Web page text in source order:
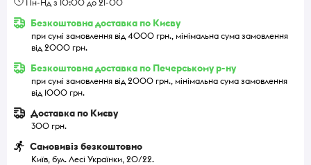
Пн-Нд з 10:00 до 21-00
Безкоштовна доставка по Києву
при сумі замовлення від 4000 грн., мінімальна сума замовлення
від 2000 грн.
Безкоштовна доставка по Печерському р-ну
при сумі замовлення від 2000 грн., мінімальна сума замовлення
від 1000 грн.
Доставка по Києву
300 грн.
Самовивіз безкоштовно
Київ, бул. Лесі Українки, 20/22.